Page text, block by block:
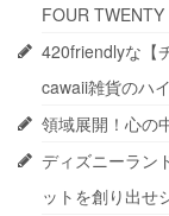
FOUR
420friendlyな【
cawaii雑貨のハ
領域展開！心の
ディズニーラン
ットを創り出せ